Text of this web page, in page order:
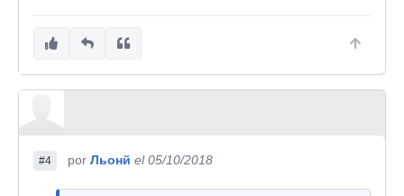
#4 por Льонй el 05/10/2018